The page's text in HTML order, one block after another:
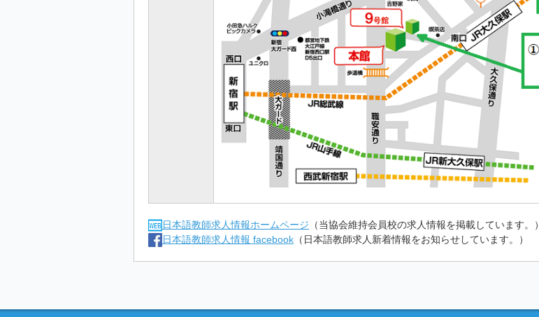
日本語教師求人情報ホームページ （当協会維持会員校の求人情報を掲載しています。）
日本語教師求人情報 facebook （日本語教師求人新着情報をお知らせしています。）